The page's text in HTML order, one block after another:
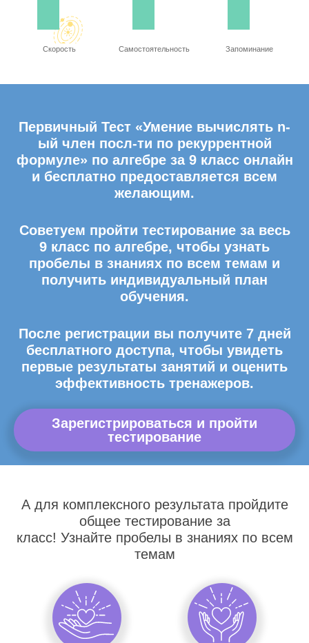
Скорость Самостоятельность Запоминание
Первичный Тест «Умение вычислять n-
ый член посл-ти по рекуррентной
формуле» по алгебре за 9 класс онлайн
и бесплатно предоставляется всем
желающим.
Советуем пройти тестирование за весь
9 класс по алгебре, чтобы узнать
пробелы в знаниях по всем темам и
получить индивидуальный план
обучения.
После регистрации вы получите 7 дней
бесплатного доступа, чтобы увидеть
первые результаты занятий и оценить
эффективность тренажеров.
Зарегистрироваться и пройти
тестирование
А для комплексного результата пройдите
общее тестирование за
класс! Узнайте пробелы в знаниях по всем
темам